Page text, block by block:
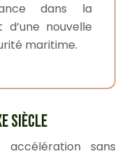
dans la
nouvelle
maritime.
SIÈCLE
sans